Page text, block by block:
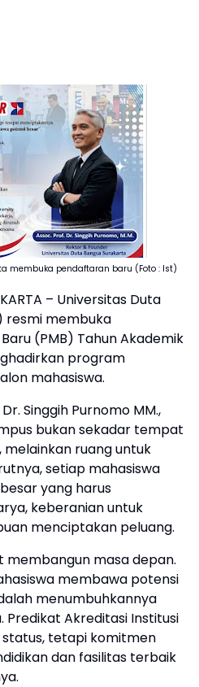
membuka pendaftaran baru (Foto : Ist)
– Universitas Duta
resmi membuka
(PMB) Tahun Akademik
program
mahasiswa.
Singgih Purnomo MM.,
bukan sekadar tempat
ruang untuk
setiap mahasiswa
yang harus
keberanian untuk
menciptakan peluang.
membangun masa depan.
membawa potensi
menumbuhkannya
Predikat Akreditasi Institusi
status, tetapi komitmen
dan fasilitas terbaik